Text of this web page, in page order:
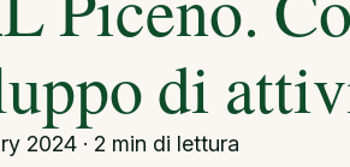
di
2024 · 2 min di lettura